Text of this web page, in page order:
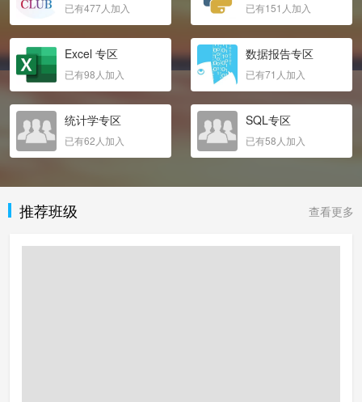
已有477人加入 已有151人加入
Excel 专区
已有98人加入
数据报告专区
已有71人加入
统计学专区
已有62人加入
SQL专区
已有58人加入
推荐班级 查看更多